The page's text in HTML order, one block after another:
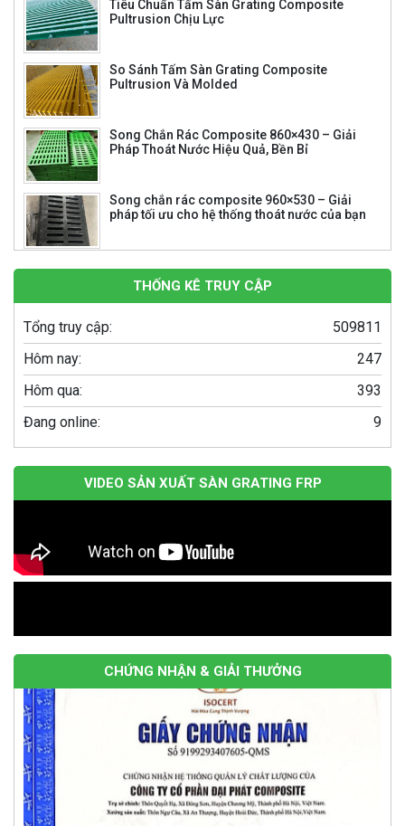
So Sánh Tấm Sàn Grating Composite
Song Chắn Rác Composite 860×430 – Giải
Song chắn rác composite 960×530 – Giải
Bể Phốt 1000 Lít: Giải Pháp Tối Ưu Cho Hệ
THỐNG KÊ TRUY CẬP
509811
Tổng truy cập:
247
Hôm nay:
393
Hôm qua:
9
Đang online:
VIDEO SẢN XUẤT SÀN GRATING FRP
CHỨNG NHẬN & GIẢI THƯỞNG